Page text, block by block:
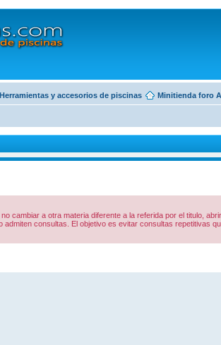
Herramientas y accesorios de piscinas Minitienda foro
cambiar a otra materia diferente a la referida por el titulo,
consultas. El objetivo es evitar consultas repetitivas